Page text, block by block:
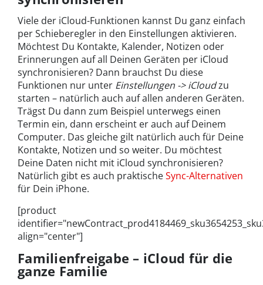
Viele der iCloud-Funktionen kannst Du ganz einfach
per Schieberegler in den Einstellungen aktivieren.
Möchtest Du Kontakte, Kalender, Notizen oder
Erinnerungen auf all Deinen Geräten per iCloud
synchronisieren? Dann brauchst Du diese
Funktionen nur unter Einstellungen -> iCloudzu
starten – natürlich auch auf allen anderen Geräten.
Trägst Du dann zum Beispiel unterwegs einen
Termin ein, dann erscheint er auch auf Deinem
Computer. Das gleiche gilt natürlich auch für Deine
Kontakte, Notizen und so weiter. Du möchtest
Deine Daten nicht mit iCloud synchronisieren?
Natürlich gibt es auch praktischeSync-Alternativen
für Dein iPhone.
[product
align="center"]
Familienfreigabe – iCloud für die
ganze Familie